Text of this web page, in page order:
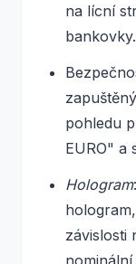
na lícní
bankovky.
pohledu
EURO" a
Hologram
závislosti